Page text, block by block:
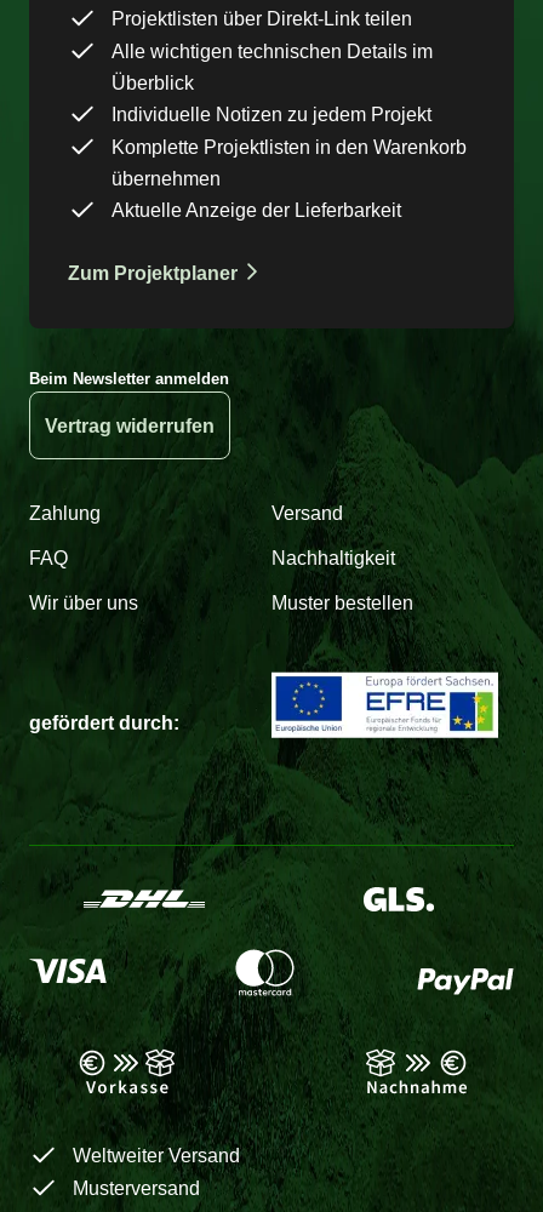
Projektlisten über Direkt-Link teilen
Alle wichtigen technischen Details im
Überblick
Individuelle Notizen zu jedem Projekt
Komplette Projektlisten in den Warenkorb
übernehmen
Aktuelle Anzeige der Lieferbarkeit
Zum Projektplaner
Beim Newsletter anmelden
Vertrag widerrufen
Zahlung Versand
FAQ Nachhaltigkeit
Wir über uns Muster bestellen
gefördert durch:
Weltweiter Versand
Musterversand